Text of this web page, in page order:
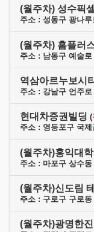
(월주차) 성수픽
주소 : 성동구 광나
(월주차) 홈플러
주소 : 남동구 예술로
역삼아르누보시티
주소 : 강남구 언주로
현대차증권빌딩 (
주소 : 영등포구 국
(월주차)홍익대
주소 : 마포구 상수동
(월주차)신도림
주소 : 구로구 구로동
(월주차)광명한